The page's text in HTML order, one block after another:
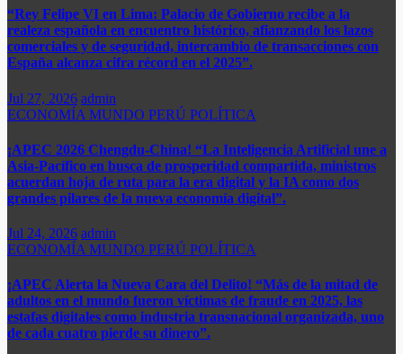
“Rey Felipe VI en Lima: Palacio de Gobierno recibe a la
realeza española en encuentro histórico, afianzando los lazos
comerciales y de seguridad, intercambio de transacciones con
España alcanza cifra récord en el 2025”.​
Jul 27, 2026 admin
ECONOMÍA MUNDO PERÚ POLÍTICA
¡APEC 2026 Chengdu-China! “La Inteligencia Artificial une a
Asia-Pacífico en busca de prosperidad compartida, ministros
acuerdan hoja de ruta para la era digital y la IA como dos
grandes pilares de la nueva economía digital”.
Jul 24, 2026 admin
ECONOMÍA MUNDO PERÚ POLÍTICA
¡APEC Alerta la Nueva Cara del Delito! “Más de la mitad de
adultos en el mundo fueron víctimas de fraude en 2025, las
estafas digitales como industria transnacional organizada, uno
de cada cuatro pierde su dinero”.​